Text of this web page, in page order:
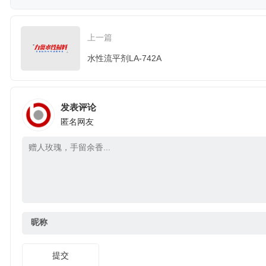
上一篇
水性流平剂LA-742A
发表评论
匿名网友
昵称
提交